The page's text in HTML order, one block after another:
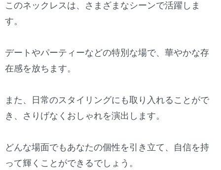
このネックレスは、さまざまなシーンで活躍しま
す。
デートやパーティーなどの特別な場で、華やかな存
在感を放ちます。
また、日常のスタイリングにも取り入れることがで
き、さりげなくおしゃれを演出します。
どんな場面でもあなたの個性を引き立て、自信を持
って輝くことができるでしょう。